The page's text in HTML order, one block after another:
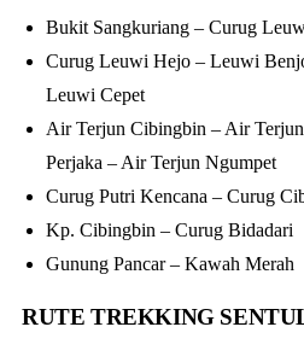
Bukit Sangkuriang – Curug
Curug Leuwi Hejo – Leuwi
Leuwi Cepet
Air Terjun Cibingbin – Air
Perjaka – Air Terjun Ngumpet
Curug Putri Kencana – Curug
Kp. Cibingbin – Curug Bidadari
Gunung Pancar – Kawah Merah
RUTE TREKKING